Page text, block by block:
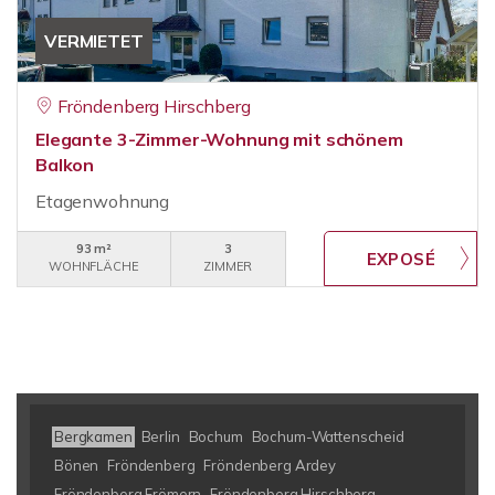
VERMIETET
Fröndenberg Hirschberg
Elegante 3-Zimmer-Wohnung mit schönem
Balkon
Etagenwohnung
93 m²
WOHNFLÄCHE
3
ZIMMER
Bergkamen Berlin Bochum
Bochum-Wattenscheid
Bönen
Fröndenberg Fröndenberg Ardey